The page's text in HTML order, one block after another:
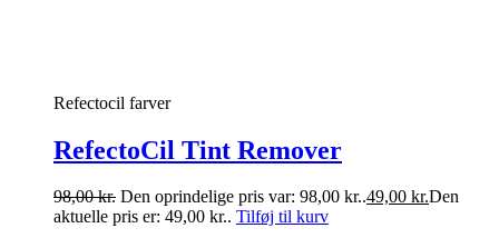
Refectocil farver
RefectoCil Tint Remover
98,00kr. Den oprindelige pris var: 98,00 kr..49,00 kr.Den
aktuelle pris er: 49,00 kr.. Tilføj til kurv